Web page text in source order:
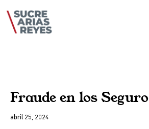
Fraude en los Seguro
abril 25, 2024